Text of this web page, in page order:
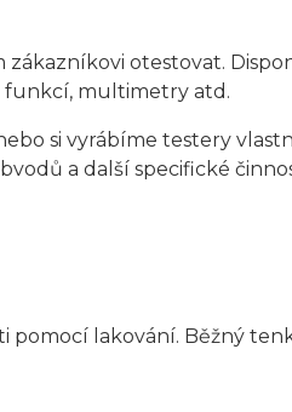
otestovat.
funkcí, multimetry atd.
si vyrábíme testery
a další specifické
lakování. Běžný